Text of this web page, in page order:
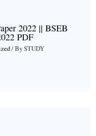
2022 || BSEB
PDF
/ BySTUDY